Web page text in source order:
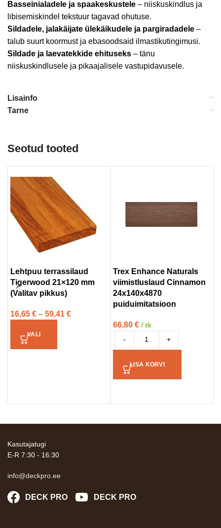
Basseinialadele ja spaakeskustele – niiskuskindlus ja
libisemiskindel tekstuur tagavad ohutuse.
Sildadele, jalakäijate ülekäikudele ja pargiradadele –
talub suurt koormust ja ebasoodsaid ilmastikutingimusi.
Sildade ja laevatekkide ehituseks – tänu
niiskuskindlusele ja pikaajalisele vastupidavusele.
Lisainfo
Tarne
Seotud tooted
Lehtpuu terrassilaud
Tigerwood 21×120 mm
(Valitav pikkus)
16,65 € – 59,41 €
VALI
Trex Enhance Naturals
viimistluslaud Cinnamon
24x140x4870
puiduimitatsioon
66,80 € / tk
-
+
LISA KORVI
Kasutajatugi
E-R 7:30 - 16:30
info@deckpro.ee
DECK PRO DECK PRO